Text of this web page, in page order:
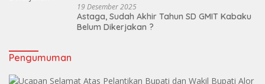
19 Desember 2025
Astaga, Sudah Akhir Tahun SD GMIT Kabaku
Belum Dikerjakan ?
Pengumuman